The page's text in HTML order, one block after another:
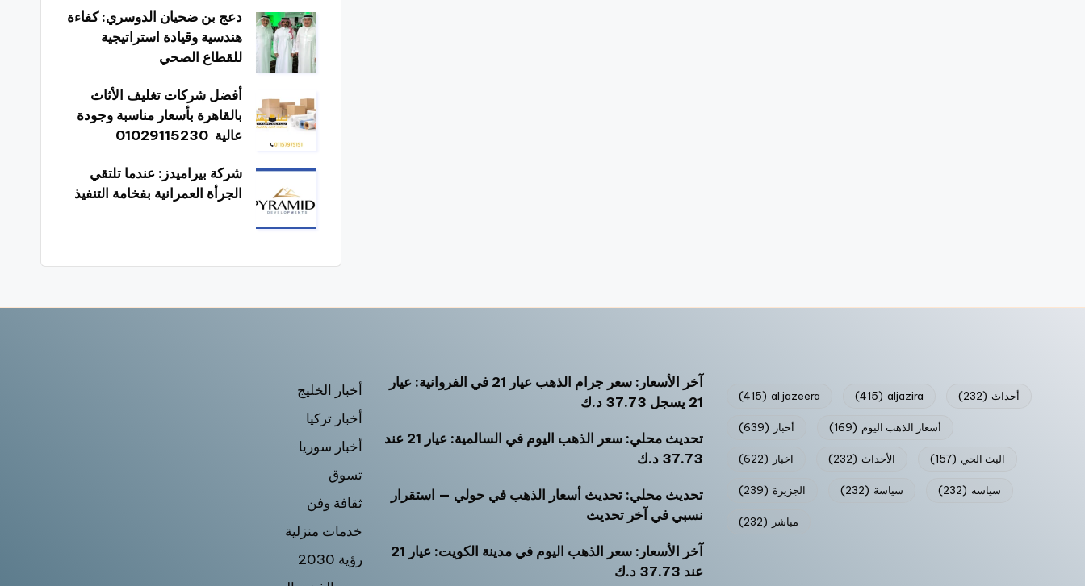
دعج بن ضحيان الدوسري: كفاءة
هندسية وقيادة استراتيجية
للقطاع الصحي
أفضل شركات تغليف الأثاث
بالقاهرة بأسعار مناسبة وجودة
عالية 01029115230
شركة بيراميدز: عندما تلتقي
الجرأة العمرانية بفخامة التنفيذ
al jazeera
(415) aljazira
(415) أحداث (232)
أخبار (639) أسعار الذهب اليوم (169)
اخبار (622) الأحداث (232) البث الحي (157)
الجزيرة (239) سياسة (232) سياسه (232)
مباشر (232)
آخر الأسعار: سعر جرام الذهب عيار 21 في الفروانية: عيار
21 يسجل 37.73 د.ك
تحديث محلي: سعر الذهب اليوم في السالمية: عيار 21 عند
37.73 د.ك
تحديث محلي: تحديث أسعار الذهب في حولي — استقرار
نسبي في آخر تحديث
آخر الأسعار: سعر الذهب اليوم في مدينة الكويت: عيار 21
عند 37.73 د.ك
أخبار الخليج
أخبار تركيا
أخبار سوريا
تسوق
ثقافة وفن
خدمات منزلية
رؤية 2030